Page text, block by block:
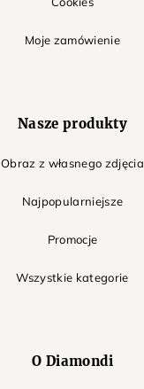
Moje zamówienie
Nasze produkty
Obraz z własnego zdjęcia
Najpopularniejsze
Promocje
Wszystkie kategorie
O Diamondi